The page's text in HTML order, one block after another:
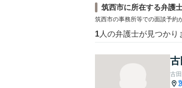
筑西市に所在する弁護
筑西市の事務所等での面談予約
1 人の弁護士が見つかり
古
古